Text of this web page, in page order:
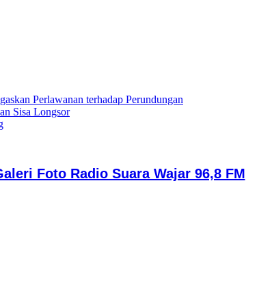
Perlawanan terhadap Perundungan
Sisa Longsor
Foto Radio Suara Wajar 96,8 FM